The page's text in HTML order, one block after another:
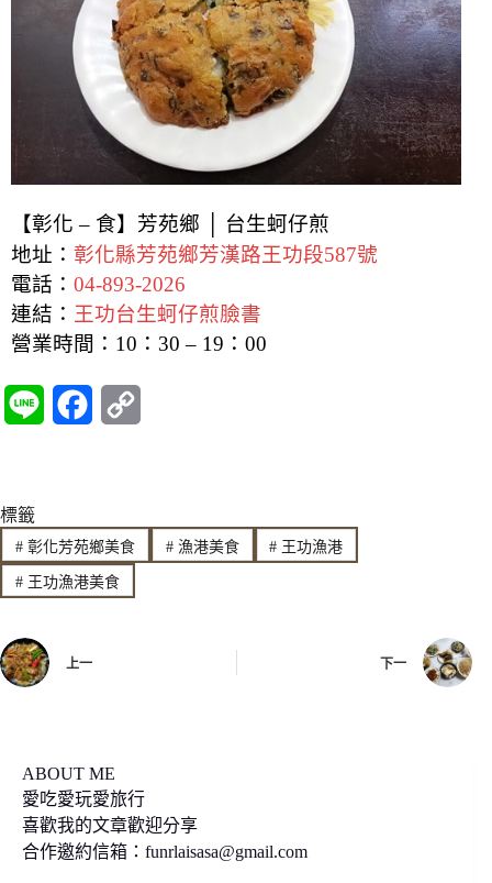
【彰化 – 食】芳苑鄉 │ 台生蚵仔煎
地址： 彰化縣芳苑鄉芳漢路王功段587號
電話： 04-893-2026
連結： 王功台生蚵仔煎臉書
營業時間： 10：30 – 19：00
e e
b
o
y
L
標籤
#彰化芳苑鄉美食 #漁港美食 # 王功漁港
#王功漁港美食
上一 下一
ABOUT ME
愛吃愛玩愛旅行
喜歡我的文章歡迎分享
合作邀約信箱： funrlaisasa@gmail.com